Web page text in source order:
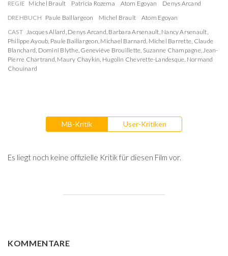
REGIE Michel Brault Patricia Rozema Atom Egoyan
Denys Arcand
DREHBUCH Paule Baillargeon Michel Brault
Atom Egoyan
CAST Jacques Allard, Denys Arcand, Barbara Arsenault, Nancy Arsenault,
Philippe Ayoub, Paule Baillargeon, Michael Barnard, Michel Barrette, Claude
Blanchard, Domini Blythe, Geneviève Brouillette, Suzanne Champagne,Jean-
Pierre Chartrand, Maury Chaykin, Hugolin Chevrette-Landesque, Normand
Chouinard
MB-Kritik User-Kritiken
Es liegt noch keine offizielle Kritik für diesen Film vor.
KOMMENTARE